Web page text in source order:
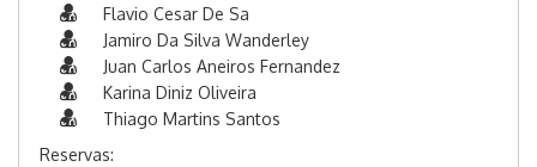
Flavio Cesar De Sa
Jamiro Da Silva Wanderley
Juan Carlos Aneiros Fernandez
Karina Diniz Oliveira
Thiago Martins Santos
Reservas: